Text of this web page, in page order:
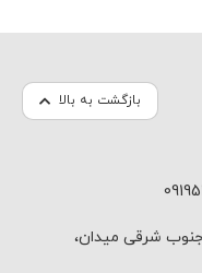
بازگشت به بالا
جنوب شرقی میدان،